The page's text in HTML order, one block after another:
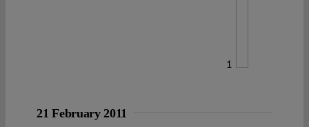
1
21 February 2011